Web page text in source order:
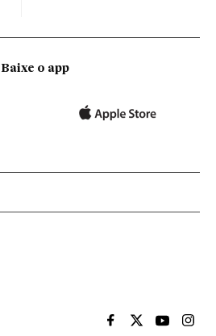
Baixe o app
EL PAÍS BRASIL EN
EL PAÍSEL PAÍS
EL